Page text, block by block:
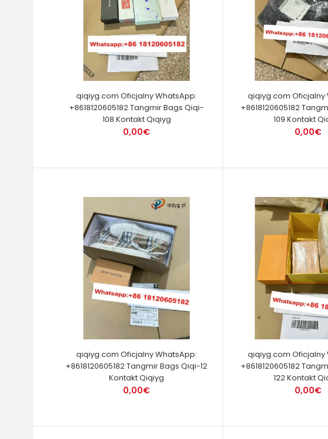
qiqiyg.com Oficjalny WhatsApp:
+8618120605182 Tangmir Bags Qiqi-
108 Kontakt Qiqiyg
0,00€
qiqiyg.com Oficjalny
+8618120605182
109 Kontakt
0,00€
qiqiyg.com Oficjalny WhatsApp:
+8618120605182 Tangmir Bags Qiqi-12
Kontakt Qiqiyg
0,00€
qiqiyg.com Oficjalny
+8618120605182
122 Kontakt
0,00€